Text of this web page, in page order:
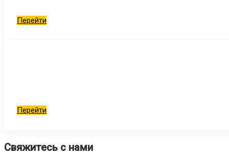
Перейти
Перейти
Свяжитесь с нами